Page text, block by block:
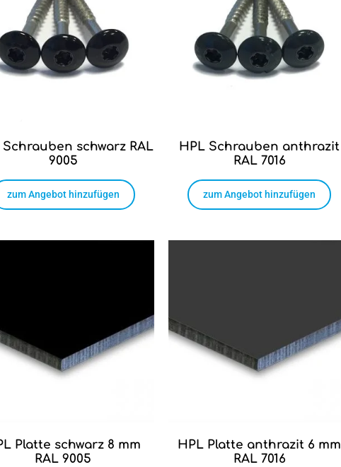
Schrauben schwarz RAL
9005
zum Angebot hinzufügen
HPL Schrauben anthrazit
RAL 7016
zum Angebot hinzufügen
Platte schwarz 8 mm
RAL 9005
HPL Platte anthrazit 6 mm
RAL 7016